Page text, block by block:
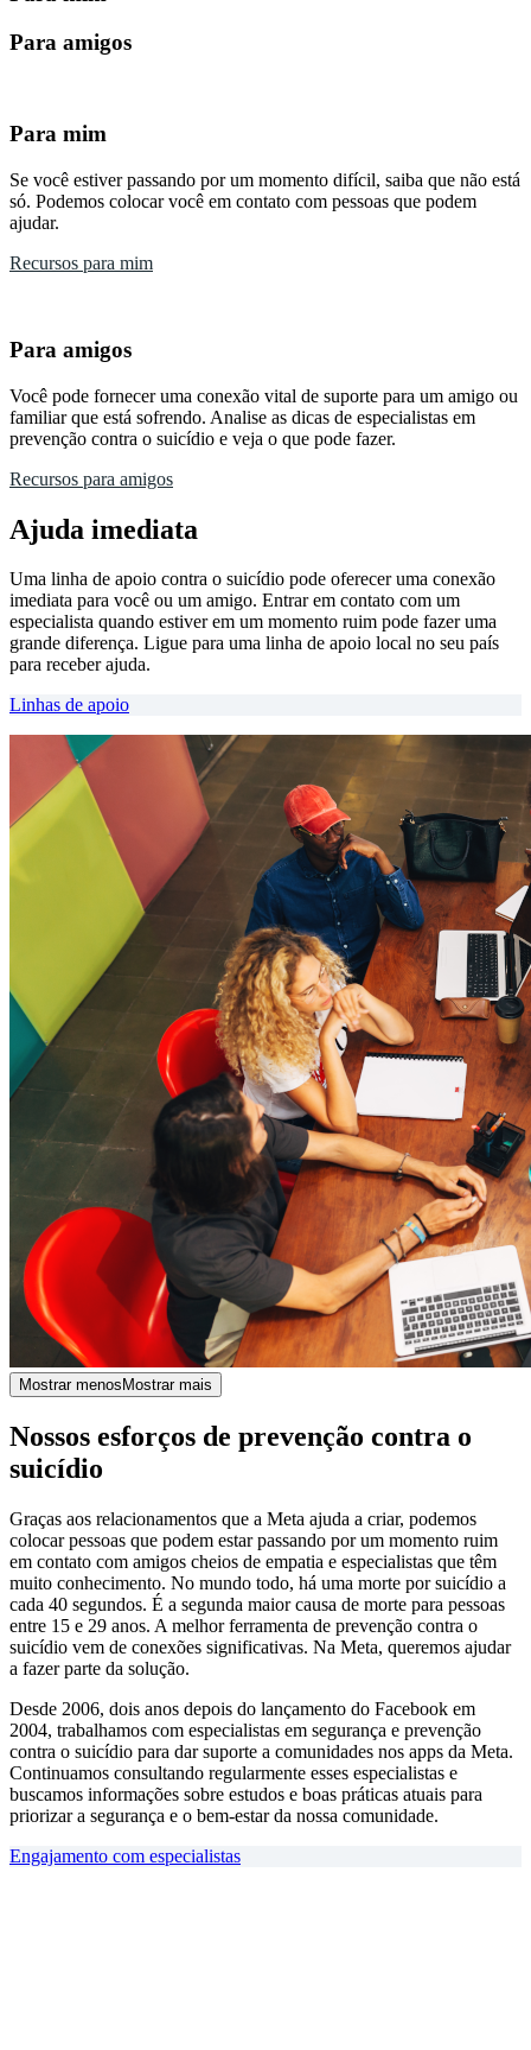
Para amigos
Para mim
Se você estiver passando por um momento difícil, saiba que não está
só. Podemos colocar você em contato com pessoas que podem
ajudar.
Recursos para mim
Para amigos
Você pode fornecer uma conexão vital de suporte para um amigo ou
familiar que está sofrendo. Analise as dicas de especialistas em
prevenção contra o suicídio e veja o que pode fazer.
Recursos para amigos
Ajuda imediata
Uma linha de apoio contra o suicídio pode oferecer uma conexão
imediata para você ou um amigo. Entrar em contato com um
especialista quando estiver em um momento ruim pode fazer uma
grande diferença. Ligue para uma linha de apoio local no seu país
para receber ajuda.
Linhas de apoio
Mostrar menos Mostrar mais
Nossos esforços de prevenção contra o
suicídio
Graças aos relacionamentos que a Meta ajuda a criar, podemos
colocar pessoas que podem estar passando por um momento ruim
em contato com amigos cheios de empatia e especialistas que têm
muito conhecimento. No mundo todo, há uma morte por suicídio a
cada 40 segundos. É a segunda maior causa de morte para pessoas
entre 15 e 29 anos. A melhor ferramenta de prevenção contra o
suicídio vem de conexões significativas. Na Meta, queremos ajudar
a fazer parte da solução.
Desde 2006, dois anos depois do lançamento do Facebook em
2004, trabalhamos com especialistas em segurança e prevenção
contra o suicídio para dar suporte a comunidades nos apps da Meta.
Continuamos consultando regularmente esses especialistas e
buscamos informações sobre estudos e boas práticas atuais para
priorizar a segurança e o bem-estar da nossa comunidade.
Engajamento com especialistas